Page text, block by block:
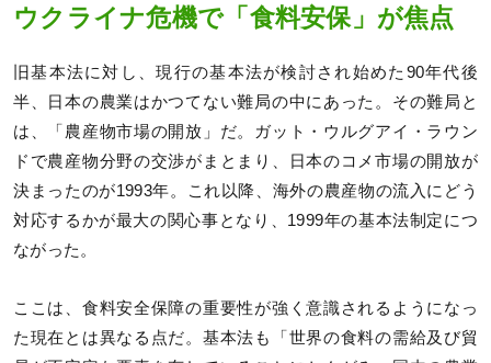
ウクライナ危機で「食料安保」が焦点
旧基本法に対し、現行の基本法が検討され始めた90年代後
半、日本の農業はかつてない難局の中にあった。その難局と
は、「農産物市場の開放」だ。ガット・ウルグアイ・ラウン
ドで農産物分野の交渉がまとまり、日本のコメ市場の開放が
決まったのが1993年。これ以降、海外の農産物の流入にどう
対応するかが最大の関心事となり、1999年の基本法制定につ
ながった。
ここは、食料安全保障の重要性が強く意識されるようになっ
た現在とは異なる点だ。基本法も「世界の食料の需給及び貿